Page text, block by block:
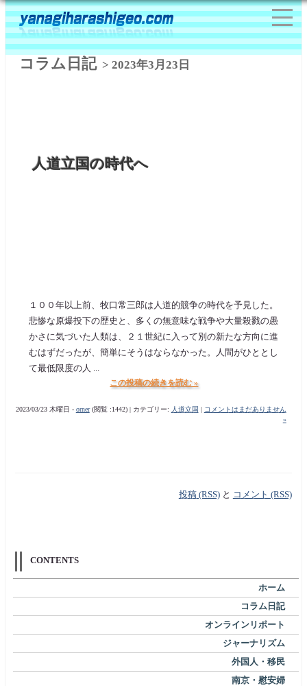
コラム日記> 2023年3月23日
人道立国の時代へ
１００年以上前、牧口常三郎は人道的競争の時代を予見した。
悲惨な原爆投下の歴史と、多くの無意味な戦争や大量殺戮の愚
かさに気づいた人類は、２１世紀に入って別の新たな方向に進
むはずだったが、簡単にそうはならなかった。人間がひととし
て最低限度の人 ...
この投稿の続きを読む »
2023/03/23 木曜日 - orner(閲覧 :1442) | カテゴリー: 人道立国
コメントはまだありません
»
投稿 (RSS)と コメント (RSS)
CONTENTS
ホーム
コラム日記
オンラインリポート
ジャーナリズム
外国人・移民
南京・慰安婦